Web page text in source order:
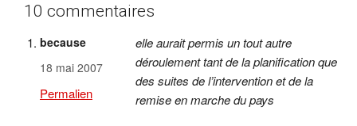
10 commentaires
because
18 mai 2007
Permalien
elle aurait permis un tout autre
déroulement tant de la planification que
des suites de l’intervention et de la
remise en marche du pays